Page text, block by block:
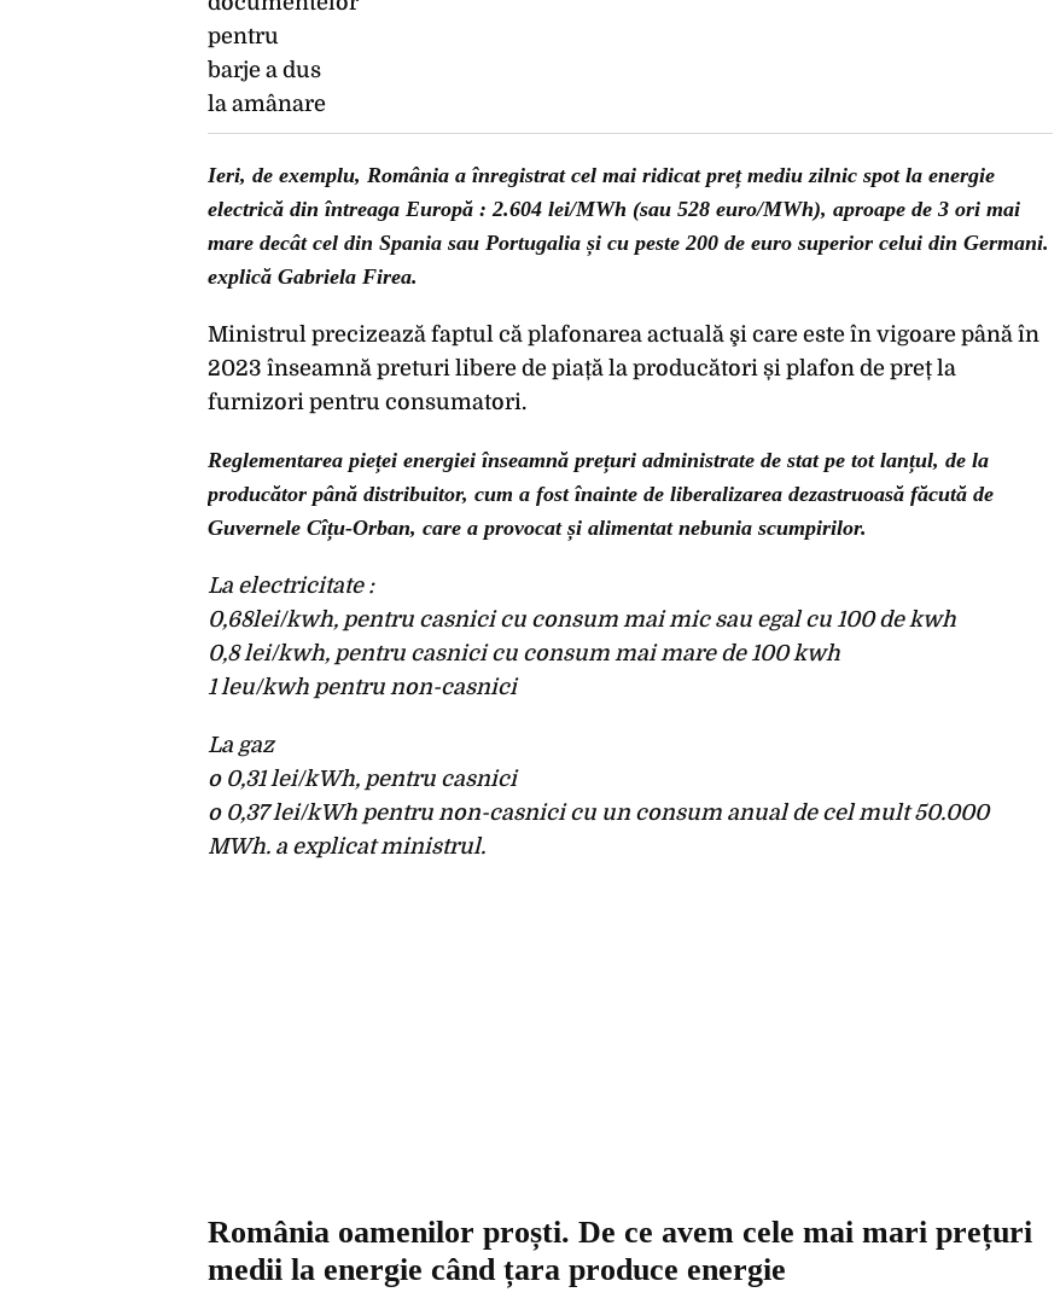
Ieri, de exemplu, România a înregistrat cel mai ridicat preț mediu zilnic spot la energie
electrică din întreaga Europă : 2.604 lei/MWh (sau 528 euro/MWh), aproape de 3 ori mai
mare decât cel din Spania sau Portugalia și cu peste 200 de euro superior celui din Germani.
explică Gabriela Firea.
Ministrul precizează faptul că plafonarea actuală şi care este în vigoare până în
2023 înseamnă preturi libere de piață la producători și plafon de preț la
furnizori pentru consumatori.
Reglementarea pieței energiei înseamnă prețuri administrate de stat pe tot lanțul, de la
producător până distribuitor, cum a fost înainte de liberalizarea dezastruoasă făcută de
Guvernele Cîțu-Orban, care a provocat și alimentat nebunia scumpirilor.
La electricitate :
0,68lei/kwh, pentru casnici cu consum mai mic sau egal cu 100 de kwh
0,8 lei/kwh, pentru casnici cu consum mai mare de 100 kwh
1 leu/kwh pentru non-casnici
La gaz
o 0,31 lei/kWh, pentru casnici
o 0,37 lei/kWh pentru non-casnici cu un consum anual de cel mult 50.000
MWh. a explicat ministrul.
România oamenilor proști. De ce avem cele mai mari prețuri
medii la energie când țara produce energie